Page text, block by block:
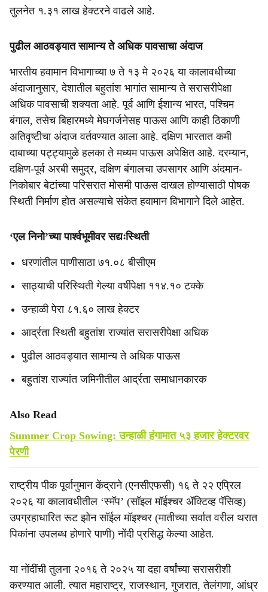
तुलनेत १.३१ लाख हेक्टरने वाढले आहे.
पुढील आठवड्यात सामान्य ते अधिक पावसाचा अंदाज
भारतीय हवामान विभागाच्या ७ ते १३ मे २०२६ या कालावधीच्या
अंदाजानुसार, देशातील बहुतांश भागांत सामान्य ते सरासरीपेक्षा
अधिक पावसाची शक्यता आहे. पूर्व आणि ईशान्य भारत, पश्चिम
बंगाल, तसेच बिहारमध्ये मेघगर्जनेसह पाऊस आणि काही ठिकाणी
अतिवृष्टीचा अंदाज वर्तवण्यात आला आहे. दक्षिण भारतात कमी
दाबाच्या पट्ट्यामुळे हलका ते मध्यम पाऊस अपेक्षित आहे. दरम्यान,
दक्षिण-पूर्व अरबी समुद्र, दक्षिण बंगालचा उपसागर आणि अंदमान-
निकोबार बेटांच्या परिसरात मोसमी पाऊस दाखल होण्यासाठी पोषक
स्थिती निर्माण होत असल्याचे संकेत हवामान विभागाने दिले आहेत.
‘एल निनो’च्या पार्श्वभूमीवर सद्यःस्थिती
धरणांतील पाणीसाठा ७१.०८ बीसीएम
साठ्याची परिस्थिती गेल्या वर्षीपेक्षा ११४.१० टक्के
उन्हाळी पेरा ८१.६० लाख हेक्टर
आर्द्रता स्थिती बहुतांश राज्यांत सरासरीपेक्षा अधिक
पुढील आठवड्यात सामान्य ते अधिक पाऊस
बहुतांश राज्यांत जमिनीतील आर्द्रता समाधानकारक
Also Read
Summer Crop Sowing: उन्हाळी हंगामात ५३ हजार हेक्टरवर
पेरणी
राष्ट्रीय पीक पूर्वानुमान केंद्राने (एनसीएफसी) १६ ते २२ एप्रिल
२०२६ या कालावधीतील ‘स्मॅप’ (सॉइल मॉईश्‍चर ॲक्टिव्ह पॅसिव्ह)
उपग्रहाधारित रूट झोन सॉईल मॉइश्चर (मातीच्या सर्वात वरील थरात
पिकांना उपलब्ध होणारे पाणी) नोंदी प्रसिद्ध केल्या आहेत.
या नोंदींची तुलना २०१६ ते २०२५ या दहा वर्षांच्या सरासरीशी
करण्यात आली. त्यात महाराष्ट्र, राजस्थान, गुजरात, तेलंगणा, आंध्र